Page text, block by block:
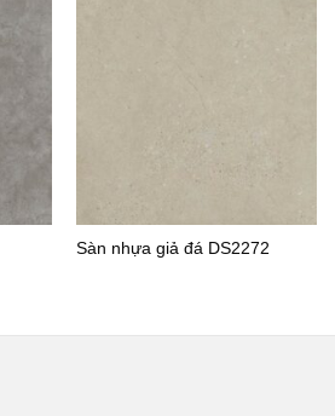
Sàn nhựa giả đá DS2272